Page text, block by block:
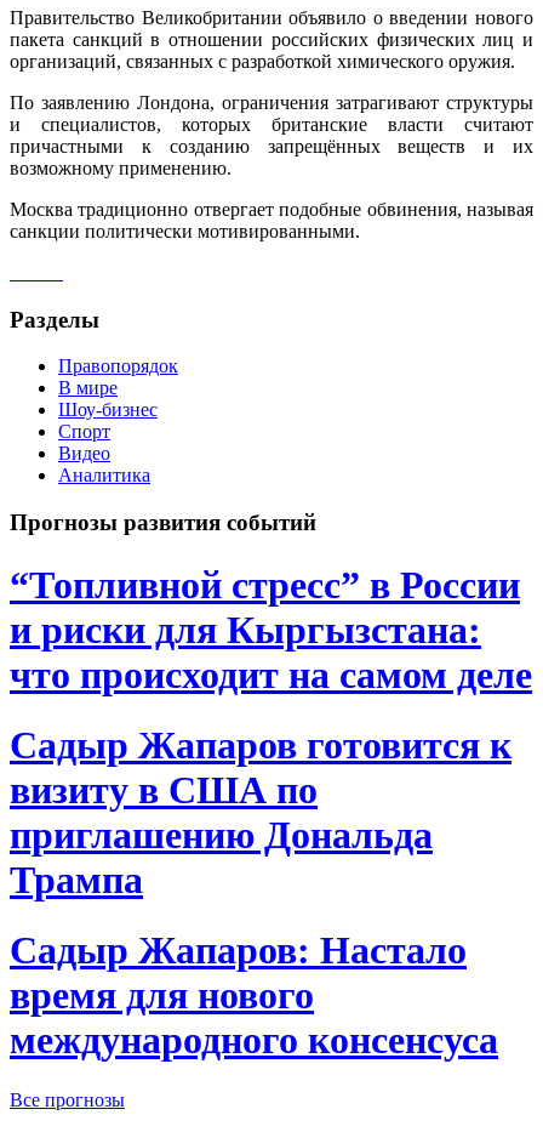
Правительство Великобритании объявило о введении нового
пакета санкций в отношении российских физических лиц и
организаций, связанных с разработкой химического оружия.
По заявлению Лондона, ограничения затрагивают структуры
и специалистов, которых британские власти считают
причастными к созданию запрещённых веществ и их
возможному применению.
Москва традиционно отвергает подобные обвинения, называя
санкции политически мотивированными.
Разделы
Правопорядок
В мире
Шоу-бизнес
Спорт
Видео
Аналитика
Прогнозы развития событий
“Топливной стресс” в России
и риски для Кыргызстана:
что происходит на самом деле
Садыр Жапаров готовится к
визиту в США по
приглашению Дональда
Трампа
Садыр Жапаров: Настало
время для нового
международного консенсуса
Все прогнозы